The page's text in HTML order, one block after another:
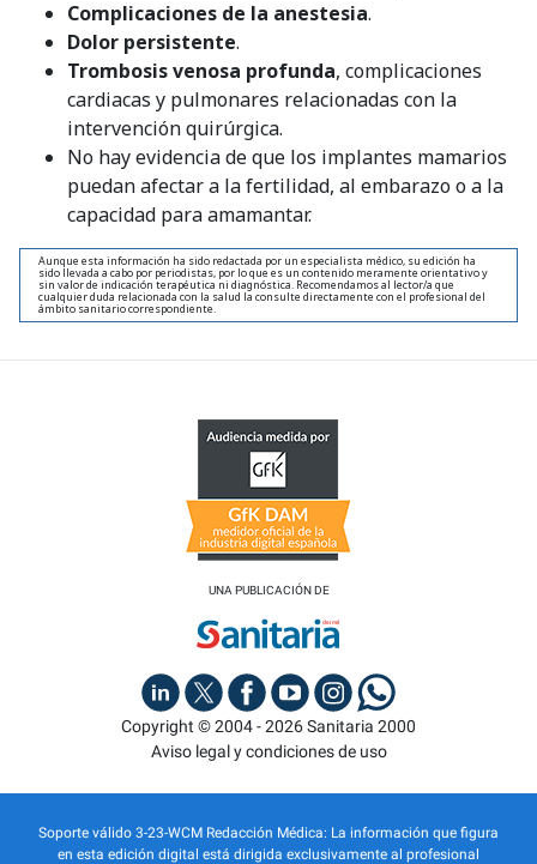
Complicaciones de la anestesia.
Dolor persistente.
Trombosis venosa profunda, complicaciones
cardiacas y pulmonares relacionadas con la
intervención quirúrgica.
No hay evidencia de que los implantes mamarios
puedan afectar a la fertilidad, al embarazo o a la
capacidad para amamantar.
Aunque esta información ha sido redactada por un especialista médico, su edición ha
sido llevada a cabo por periodistas, por lo que es un contenido meramente orientativo y
sin valor de indicación terapéutica ni diagnóstica. Recomendamos al lector/a que
cualquier duda relacionada con la salud la consulte directamente con el profesional del
ámbito sanitario correspondiente.
UNA PUBLICACIÓN DE
Copyright © 2004 - 2026 Sanitaria 2000
Aviso legal y condiciones de uso
Soporte válido 3-23-WCM Redacción Médica: La información que figura
en esta edición digital está dirigida exclusivamente al profesional